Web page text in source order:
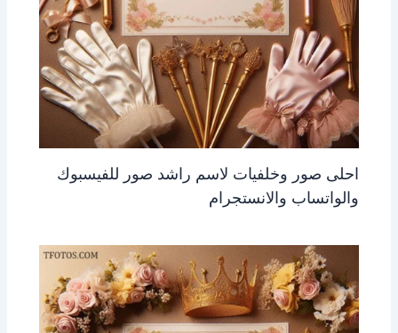
احلى صور وخلفيات لاسم راشد صور للفيسبوك
والواتساب والانستجرام